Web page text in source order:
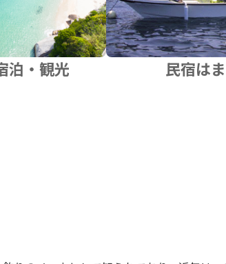
泊・観光 民宿は